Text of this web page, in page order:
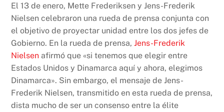
El 13 de enero, Mette Frederiksen y Jens-Frederik
Nielsen celebraron una rueda de prensa conjunta con
el objetivo de proyectar unidad entre los dos jefes de
Gobierno. En la rueda de prensa, Jens-Frederik
Nielsen afirmó que «si tenemos que elegir entre
Estados Unidos y Dinamarca aquí y ahora, elegimos
Dinamarca». Sin embargo, el mensaje de Jens-
Frederik Nielsen, transmitido en esta rueda de prensa,
dista mucho de ser un consenso entre la élite